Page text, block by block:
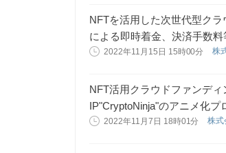
NFTを活用した次世代型ク
による即時着金、決済手数料
2022年11月15日 15時00分 株
NFT活用クラウドファンデ
IP"CryptoNinja"のアニメ化プ
2022年11月7日 18時01分 株式